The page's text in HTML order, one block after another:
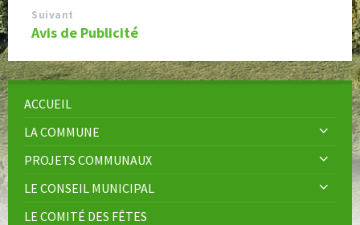
Suivant
Avis de Publicité
ACCUEIL
LA COMMUNE
PROJETS COMMUNAUX
LE CONSEIL MUNICIPAL
LE COMITÉ DES FÊTES